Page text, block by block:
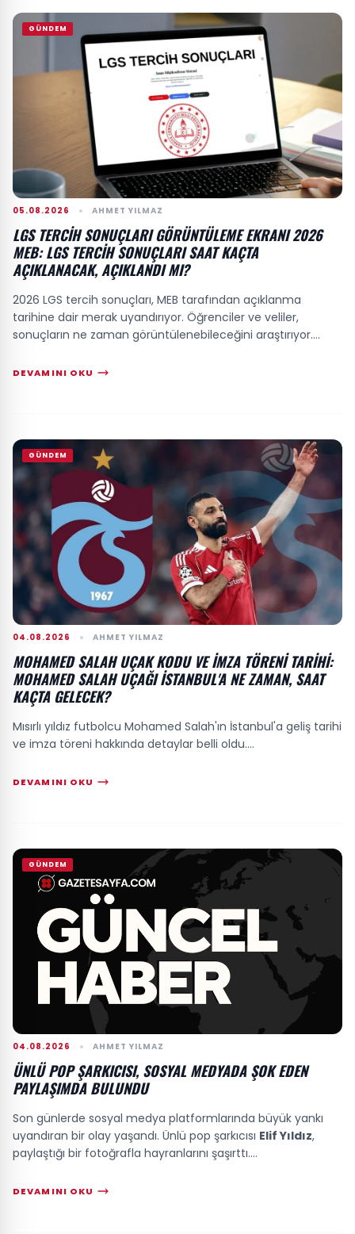
GÜNDEM
05.08.2026 AHMET YILMAZ
LGS TERCIH SONUÇLARI GÖRÜNTÜLEME EKRANI 2026
MEB: LGS TERCIH SONUÇLARI SAAT KAÇTA
AÇIKLANACAK, AÇIKLANDI MI?
2026 LGS tercih sonuçları, MEB tarafından açıklanma
tarihine dair merak uyandırıyor. Öğrenciler ve veliler,
sonuçların ne zaman görüntülenebileceğini araştırıyor....
DEVAMINI OKU
GÜNDEM
04.08.2026 AHMET YILMAZ
MOHAMED SALAH UÇAK KODU VE IMZA TÖRENI TARIHI:
MOHAMED SALAH UÇAĞI İSTANBUL'A NE ZAMAN, SAAT
KAÇTA GELECEK?
Mısırlı yıldız futbolcu Mohamed Salah'ın İstanbul'a geliş tarihi
ve imza töreni hakkında detaylar belli oldu....
DEVAMINI OKU
GÜNDEM
04.08.2026 AHMET YILMAZ
ÜNLÜ POP ŞARKICISI, SOSYAL MEDYADA ŞOK EDEN
PAYLAŞIMDA BULUNDU
Son günlerde sosyal medya platformlarında büyük yankı
uyandıran bir olay yaşandı. Ünlü pop şarkıcısı Elif Yıldız,
paylaştığı bir fotoğrafla hayranlarını şaşırttı....
DEVAMINI OKU